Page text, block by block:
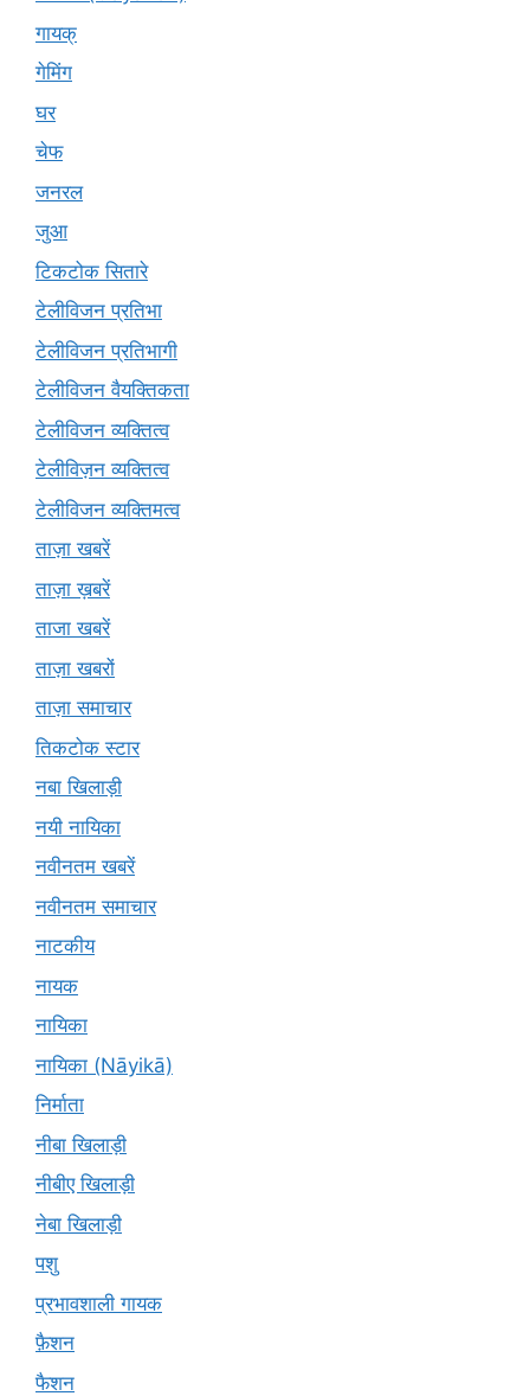
गायक्
गेमिंग
घर
चेफ
जनरल
जुआ
टिकटोक सितारे
टेलीविजन प्रतिभा
टेलीविजन प्रतिभागी
टेलीविजन वैयक्तिकता
टेलीविजन व्यक्तित्व
टेलीविज़न व्यक्तित्व
टेलीविजन व्यक्तिमत्व
ताज़ा खबरें
ताज़ा ख़बरें
ताजा खबरें
ताज़ा खबरों
ताज़ा समाचार
तिकटोक स्टार
नबा खिलाड़ी
नयी नायिका
नवीनतम खबरें
नवीनतम समाचार
नाटकीय
नायक
नायिका
नायिका (Nāyikā)
निर्माता
नीबा खिलाड़ी
नीबीए खिलाड़ी
नेबा खिलाड़ी
पशु
प्रभावशाली गायक
फ़ैशन
फैशन